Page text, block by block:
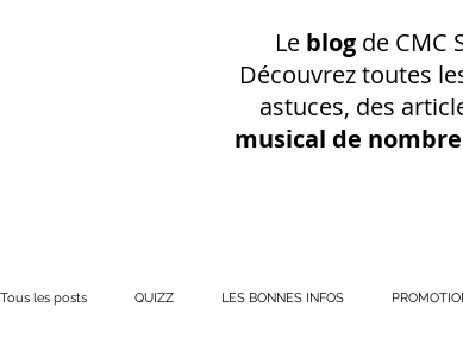
Le blog de CMC
Découvrez toutes
astuces, des
musical de
Tous les posts QUIZZ LES BONNES INFOS